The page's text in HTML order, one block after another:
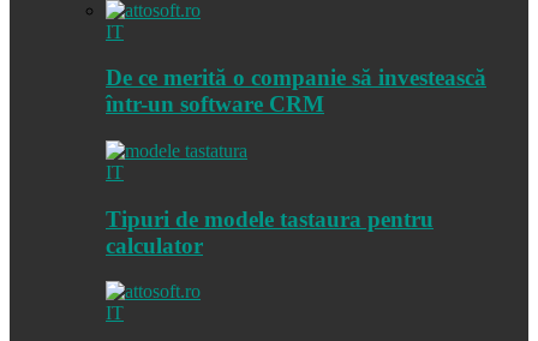
IT
De ce merită o companie să investească
într-un software CRM
IT
Tipuri de modele tastaura pentru
calculator
IT